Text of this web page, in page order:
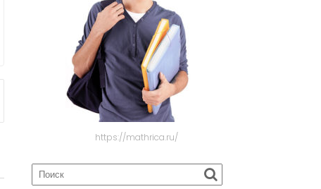
https://mathrica.ru/